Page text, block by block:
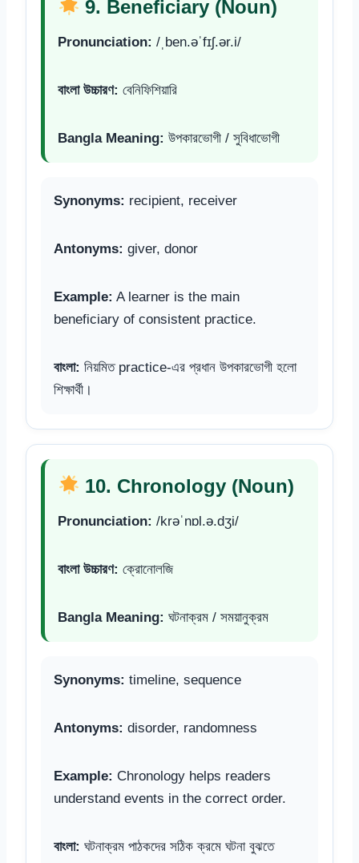
9. Beneficiary (Noun)
Pronunciation: /ˌben.əˈfɪʃ.ər.i/
বাংলা উচ্চারণ: বেনিফিশিয়ারি
Bangla Meaning: উপকারভোগী / সুবিধাভোগী
Synonyms: recipient, receiver
Antonyms: giver, donor
Example: A learner is the main
beneficiary of consistent practice.
বাংলা: নিয়মিত practice-এর প্রধান উপকারভোগী হলো
শিক্ষার্থী।
10. Chronology (Noun)
Pronunciation: /krəˈnɒl.ə.dʒi/
বাংলা উচ্চারণ: ক্রোনোলজি
Bangla Meaning: ঘটনাক্রম / সময়ানুক্রম
Synonyms: timeline, sequence
Antonyms: disorder, randomness
Example: Chronology helps readers
understand events in the correct order.
বাংলা: ঘটনাক্রম পাঠকদের সঠিক ক্রমে ঘটনা বুঝতে